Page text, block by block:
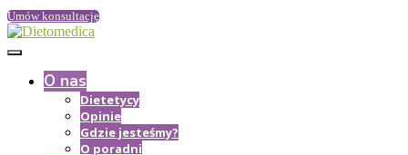
Umów konsultację
O nas
Dietetycy
Opinie
Gdzie jesteśmy?
O poradni